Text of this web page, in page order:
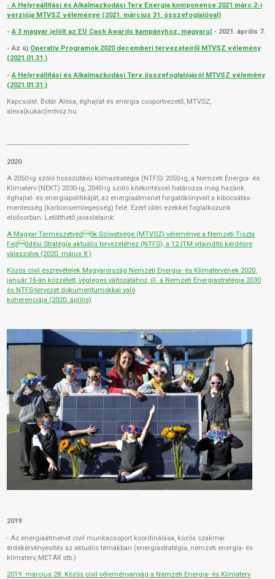
- A Helyreállítási és Alkalmazkodási Terv Energia komponense 2021 márc.2-i
verziója MTVSZ véleménye (2021. március 31, összefoglalóval)
-A 3 magyar jelölt az EU Cash Awards kampányhoz, magyarul - 2021. április 7.
- Az új Operatív Programok 2020 decemberi tervezeteiről MTVSZ vélemény
(2021.01.31.)
-A Helyreállítási és Alkalmazkodási Terv összefoglalójáról MTVSZ vélemény
(2021.01.31.)
Kapcsolat: Botár Alexa, éghajlat és energia csoportvezető, MTVSZ,
alexa(kukac)mtvsz.hu
---------------------------------------------------------------------------------------------------
2020
A 2050-ig szóló hosszútávú klímastratégia (NTFS) 2050-ig, a Nemzeti Energia- és
Klímaterv (NEKT) 2030-ig, 2040-ig szóló kitekintéssel határozza meg hazánk
éghajlat- és energiapolitikáját, az energiaátmenet forgatókönyveit a kibocsátás-
mentesség (karbonsemlegesség) felé. Ezért idén ezekkel foglalkozunk
elsősorban. Letölthető javaslataink:
A Magyar Természetvédők Szövetsége (MTVSZ) véleménye a Nemzeti Tiszta
Fejlődési Stratégia aktuális tervezetéhez (NTFS), a 12 ITM vitaindító kérdésre
válaszolva (2020. május 8.)
Közös civil észrevételek Magyarország Nemzeti Energia- és Klímatervének 2020.
január 16-án közzétett, végleges változatához, ill. a Nemzeti Energiastratégia 2030
és NTFS-tervezet dokumentumokkal való
koherenciája (2020. április)
2019
- Az energiaátmenet civil munkacsoport koordinálása, közös szakmai
érdekérvényesítés az aktuális témákban (energiastratégia, nemzeti energia- és
klímaterv, METÁR stb.)
2019. március 28. Közös civil véleményanyag a Nemzeti Energia- és Klímaterv